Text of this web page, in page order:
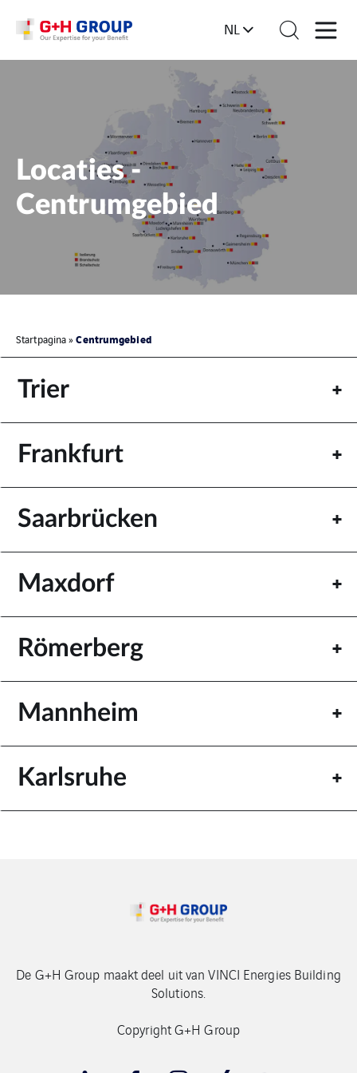
NL
Locaties -
Centrumgebied
Startpagina»Centrumgebied
Trier
Frankfurt
Saarbrücken
Maxdorf
Römerberg
Mannheim
Karlsruhe
De G+H Group maakt deel uit van VINCI Energies Building
Solutions.
Copyright G+H Group